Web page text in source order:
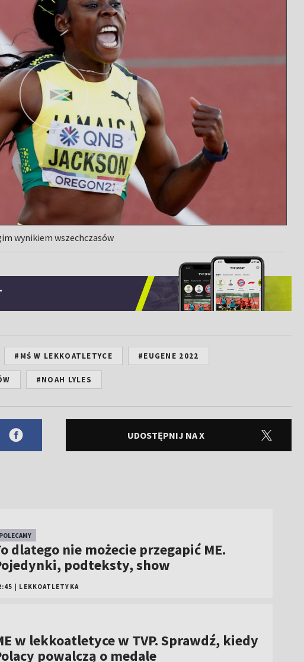
wynikiem wszechczasów
#MŚ W LEKKOATLETYCE #EUGENE 2022
#NOAH LYLES
UDOSTĘPNIJ NA X
POLECAMY
dlatego nie możecie przegapić ME.
podteksty, show
LEKKOATLETYKA
w lekkoatletyce w TVP. Sprawdź, kiedy
powalczą o medale